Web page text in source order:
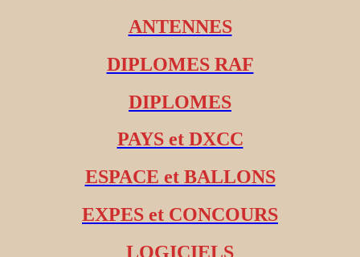
ANTENNES
DIPLOMES RAF
DIPLOMES
PAYS et DXCC
ESPACE et BALLONS
EXPES et CONCOURS
LOGICIELS